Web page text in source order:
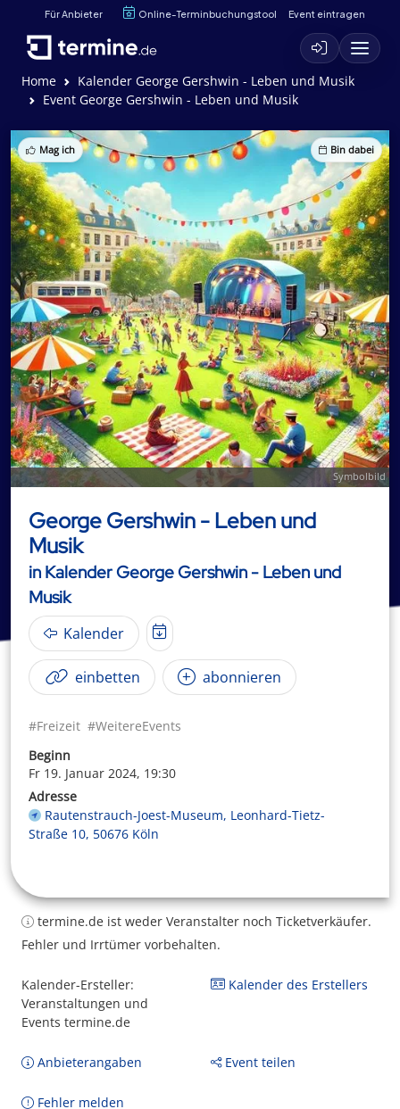
Für Anbieter Online-Terminbuchungstool Event eintragen
Home
Kalender George Gershwin - Leben und Musik
Event George Gershwin - Leben und Musik
Mag ich Bin dabei
Symbolbild
George Gershwin - Leben und
Musik
in Kalender George Gershwin - Leben und
Musik
Kalender
einbetten abonnieren
#Freizeit #WeitereEvents
Beginn
Fr 19. Januar 2024, 19:30
Adresse
Rautenstrauch-Joest-Museum, Leonhard-Tietz-
Straße 10, 50676 Köln
termine.de ist weder Veranstalter noch Ticketverkäufer.
Fehler und Irrtümer vorbehalten.
Kalender-Ersteller:
Veranstaltungen und
Events termine.de
Kalender des Erstellers
Anbieterangaben Event teilen
Fehler melden